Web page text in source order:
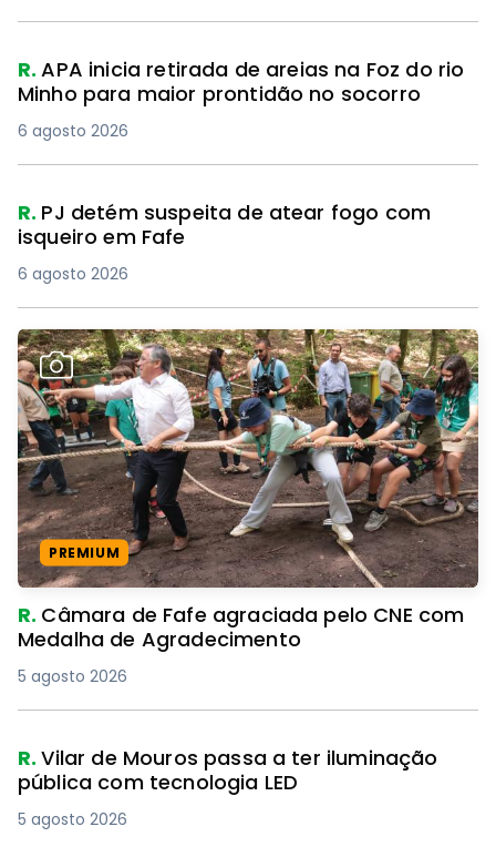
R.APA inicia retirada de areias na Foz do rio
Minho para maior prontidão no socorro
6 agosto 2026
R. PJ detém suspeita de atear fogo com
isqueiro em Fafe
6 agosto 2026
PREMIUM
R. Câmara de Fafe agraciada pelo CNE com
Medalha de Agradecimento
5 agosto 2026
R.Vilar de Mouros passa a ter iluminação
pública com tecnologia LED
5 agosto 2026